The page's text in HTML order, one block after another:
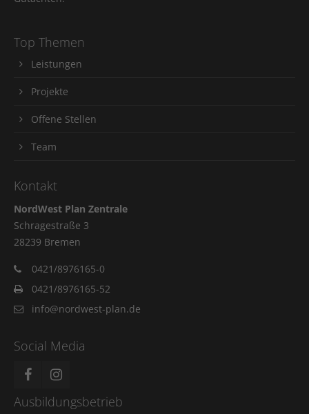
Top Themen
Leistungen
Projekte
Offene Stellen
Team
Kontakt
NordWest Plan Zentrale
Schragestraße 3
28239 Bremen
0421/8976165-0
0421/8976165-52
info@nordwest-plan.de
Social Media
Ausbildungsbetrieb